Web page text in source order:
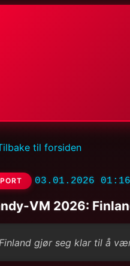
til forsiden
03.01.2026 01:16
VM 2026:
Finland gjør seg klar til å